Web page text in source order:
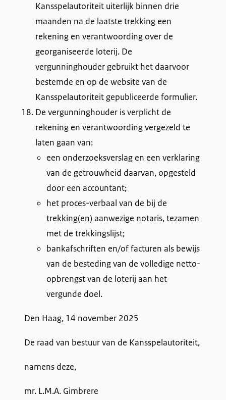
Kansspelautoriteit uiterlijk binnen drie
maanden na de laatste trekking een
rekening en verantwoording over de
georganiseerde loterij. De
vergunninghouder gebruikt het daarvoor
bestemde en op de website van de
Kansspelautoriteit gepubliceerde formulier.
De vergunninghouder is verplicht de
rekening en verantwoording vergezeld te
laten gaan van:
een onderzoeksverslag en een verklaring
van de getrouwheid daarvan, opgesteld
door een accountant;
het proces-verbaal van de bij de
trekking(en) aanwezige notaris, tezamen
met de trekkingslijst;
bankafschriften en/of facturen als bewijs
van de besteding van de volledige netto-
opbrengst van de loterij aan het
vergunde doel.
Den Haag, 14 november 2025
De raad van bestuur van de Kansspelautoriteit,
namens deze,
mr. L.M.A. Gimbrere